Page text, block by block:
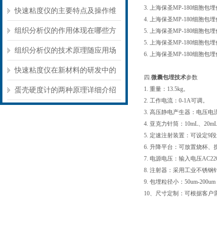
快速粘度仪的主要特点及操作维
护方式
组织分析仪的作用体现在哪些方
面？
组织分析仪的技术原理随应用场
景不同存在明显差异
快速粘度仪在新材料的研发中的
应用
蛋壳硬度计的两种原理详细介绍
3. 上海保圣MP-180细胞包
4. 上海保圣MP-180细胞包
5. 上海保圣MP-180细胞包
5. 上海保圣MP-180细胞包
6. 上海保圣MP-180细胞包
四.微囊包埋技术参数
1. 重量：13.5kg。
2. 工作电流：0-1A可调。
3. 高压静电产生器：电压电
4. 亚克力针筒：10mL、
5. 定速注射装置：可设定9段
6. 升降平台：可放置烧杯、
7. 电源电压：输入电压
8. 注射器：采用工业不锈钢
9. 包埋粒径小：50um-200um
10、尺寸定制：可根据客户